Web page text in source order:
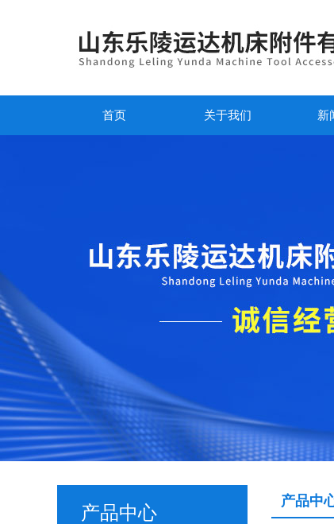
首页 关于我们 新
产品中心
产品中